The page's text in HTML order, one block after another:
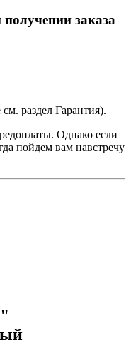
заказа
раздел Гарантия).
Однако если
пойдем вам навстречу